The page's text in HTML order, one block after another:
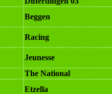
Beggen
Racing
Jeunesse
The National
Etzella